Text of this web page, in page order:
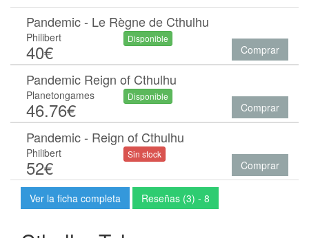
Pandemic - Le Règne de Cthulhu
Philibert
40€
Disponible
Comprar
Pandemic Reign of Cthulhu
Planetongames
46.76€
Disponible
Comprar
Pandemic - Reign of Cthulhu
Philibert
52€
Sin stock
Comprar
Ver la ficha completa Reseñas (3) - 8